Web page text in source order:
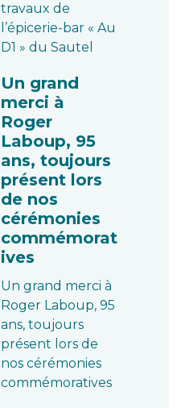
travaux de
l’épicerie-bar « Au
D1 » du Sautel
Un grand
merci à
Roger
Laboup, 95
ans, toujours
présent lors
de nos
cérémonies
commémorat
ives
Un grand merci à
Roger Laboup, 95
ans, toujours
présent lors de
nos cérémonies
commémoratives